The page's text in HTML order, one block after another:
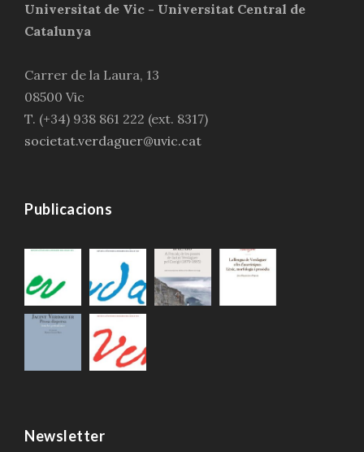
Universitat de Vic - Universitat Central de
Catalunya
Carrer de la Laura, 13
08500 Vic
T. (+34) 938 861 222 (ext. 8317)
societat.verdaguer@uvic.cat
Publicacions
Newsletter